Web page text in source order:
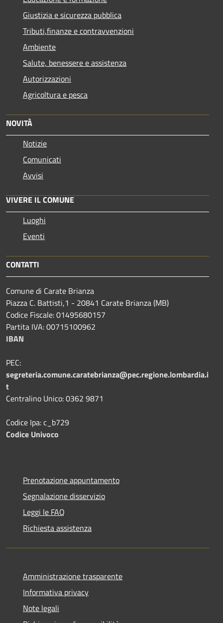
Giustizia e sicurezza pubblica
Tributi,finanze e contravvenzioni
Ambiente
Salute, benessere e assistenza
Autorizzazioni
Agricoltura e pesca
NOVITÀ
Notizie
Comunicati
Avvisi
VIVERE IL COMUNE
Luoghi
Eventi
CONTATTI
Comune di Carate Brianza
Piazza C. Battisti,1 - 20841 Carate Brianza (MB)
Codice Fiscale: 01495680157
Partita IVA: 00715100962
IBAN
PEC:
segreteria.comune.caratebrianza@pec.regione.lombardia.i
t
Centralino Unico: 0362 9871
Codice Ipa: c_b729
Codice Univoco
Prenotazione appuntamento
Segnalazione disservizio
Leggi le FAQ
Richiesta assistenza
Amministrazione trasparente
Informativa privacy
Note legali